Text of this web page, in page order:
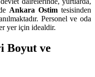
Ankara Ostim tesisinden
Personel ve oda
yer için idealdir.
Boyut ve